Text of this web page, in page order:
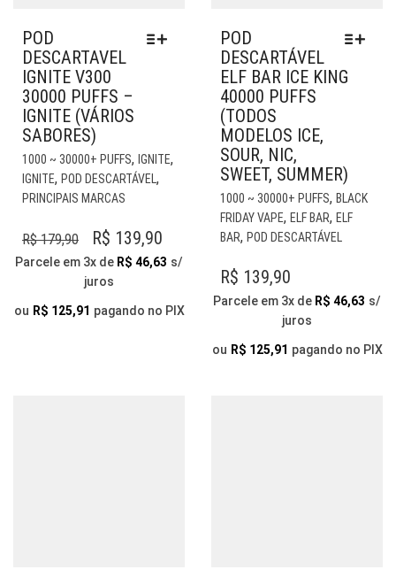
POD
DESCARTAVEL
IGNITE V300
30000 PUFFS –
IGNITE (VÁRIOS
SABORES)
1000 ~ 30000+ PUFFS, IGNITE,
IGNITE, POD DESCARTÁVEL,
PRINCIPAIS MARCAS
PRODUTO
VARIANTES.
OPÇÕES
SER
R$179,90
O
PREÇO
ORIGINAL
ERA:
R$ 139,90
PREÇO
É:
Parcele em 3x de R$ 46,63 s/
juros
ou R$ 125,91 pagando no PIX
POD
DESCARTÁVEL
ELF BAR ICE KING
40000 PUFFS
(TODOS
MODELOS ICE,
SOUR, NIC,
SWEET, SUMMER)
1000 ~ 30000+ PUFFS, BLACK
FRIDAY VAPE, ELF BAR, ELF
BAR, POD DESCARTÁVEL
SER
R$ 139,90
Parcele em 3x de R$ 46,63 s/
juros
ou R$ 125,91 pagando no PIX